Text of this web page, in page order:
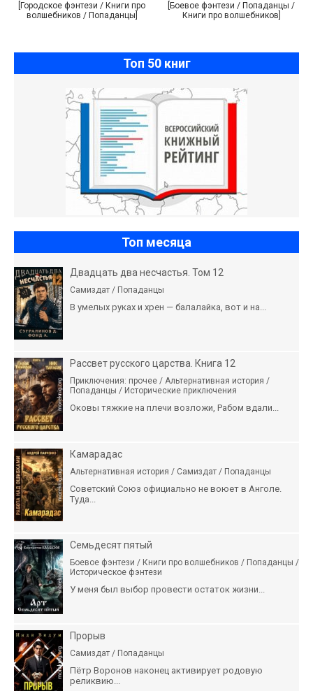
[Городское фэнтези / Книги про
волшебников / Попаданцы]
[Боевое фэнтези / Попаданцы /
Книги про волшебников]
Топ 50 книг
Топ месяца
Двадцать два несчастья. Том 12
Самиздат / Попаданцы
В умелых руках и хрен — балалайка, вот и на...
Рассвет русского царства. Книга 12
Приключения: прочее / Альтернативная история /
Попаданцы / Исторические приключения
Оковы тяжкие на плечи возложи, Рабом вдали...
Камарадас
Альтернативная история / Самиздат / Попаданцы
Советский Союз официально не воюет в Анголе.
Туда...
Семьдесят пятый
Боевое фэнтези / Книги про волшебников / Попаданцы /
Историческое фэнтези
У меня был выбор провести остаток жизни...
Прорыв
Самиздат / Попаданцы
Пётр Воронов наконец активирует родовую
реликвию...